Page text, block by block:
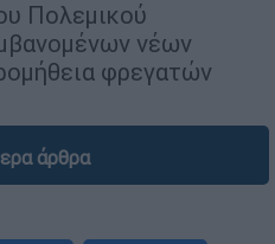
Πολεμικού
νέων
φρεγατών
άρθρα